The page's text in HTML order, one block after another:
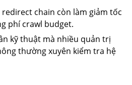
redirect chain còn làm giảm tốc
phí crawl budget.
kỹ thuật mà nhiều quản trị
thường xuyên kiểm tra hệ